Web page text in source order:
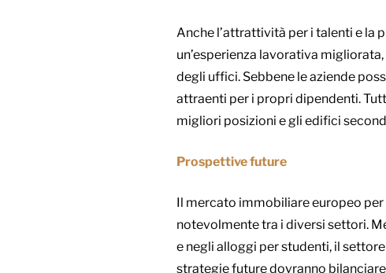
Anche l’attrattività per i talenti e
un’esperienza lavorativa
degli uffici. Sebbene le aziende
attraenti per i propri dipendenti.
migliori posizioni e gli edifici
Prospettive future
Il mercato immobiliare europeo
notevolmente tra i diversi settori.
e negli alloggi per studenti, il
strategie future dovranno